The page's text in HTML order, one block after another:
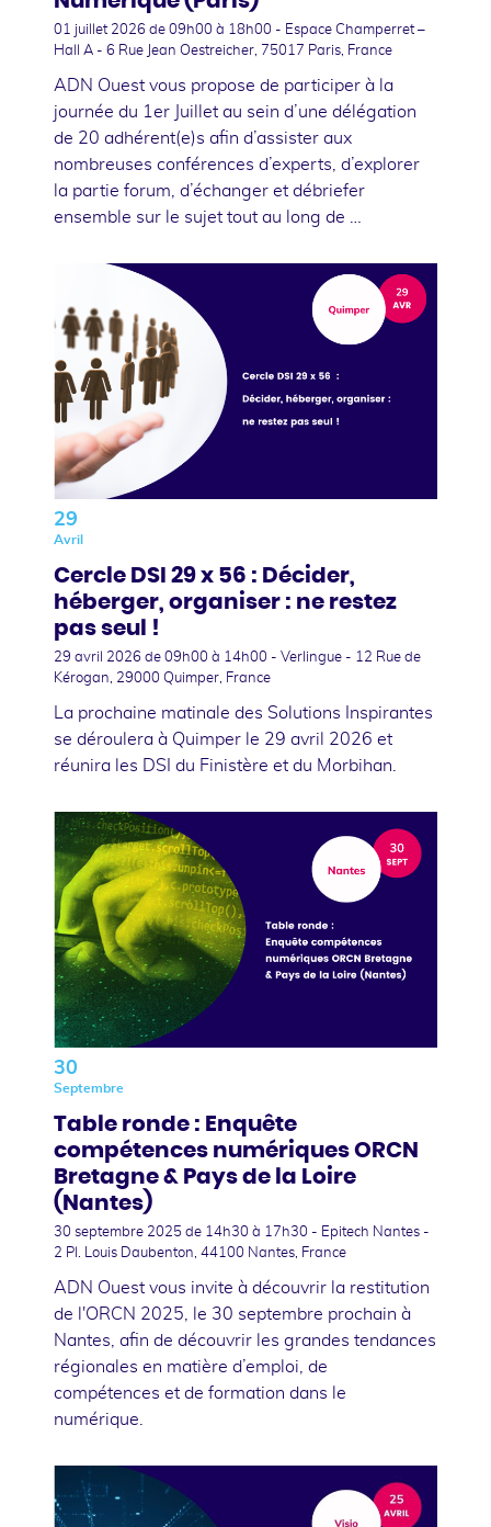
01 juillet 2026 de 09h00 à 18h00 - Espace Champerret –
Hall A - 6 Rue Jean Oestreicher, 75017 Paris, France
ADN Ouest vous propose de participer à la
journée du 1er Juillet au sein d’une délégation
de 20 adhérent(e)s afin d’assister aux
nombreuses conférences d’experts, d’explorer
la partie forum, d’échanger et débriefer
ensemble sur le sujet tout au long de …
29
Avril
Cercle DSI 29 x 56 : Décider,
héberger, organiser : ne restez
pas seul !
29 avril 2026 de 09h00 à 14h00 - Verlingue - 12 Rue de
Kérogan, 29000 Quimper, France
La prochaine matinale des Solutions Inspirantes
se déroulera à Quimper le 29 avril 2026 et
réunira les DSI du Finistère et du Morbihan.
30
Septembre
Table ronde : Enquête
compétences numériques ORCN
Bretagne & Pays de la Loire
(Nantes)
30 septembre 2025 de 14h30 à 17h30 - Epitech Nantes -
2 Pl. Louis Daubenton, 44100 Nantes, France
ADN Ouest vous invite à découvrir la restitution
de l'ORCN 2025, le 30 septembre prochain à
Nantes, afin de découvrir les grandes tendances
régionales en matière d’emploi, de
compétences et de formation dans le
numérique.